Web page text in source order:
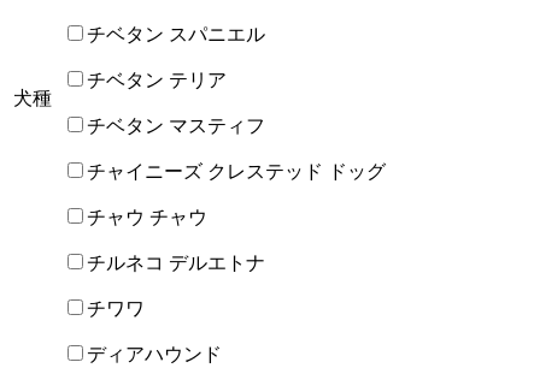
犬種
チベタン スパニエル
チベタン テリア
チベタン マスティフ
チャイニーズ クレステッド ドッグ
チャウ チャウ
チルネコ デルエトナ
チワワ
ディアハウンド